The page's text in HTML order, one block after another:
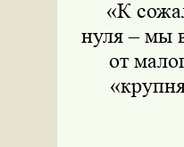
«К
нуля – мы
от